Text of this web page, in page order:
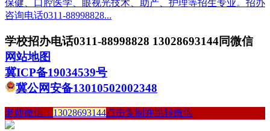
保健、口腔医学、眼视光技术、助产、护理等招生专业。招办
咨询电话0311-88998828...
学校招办电话0311-88998828 13028693144同微信
网站地图
冀ICP备19034539号
冀公网安备13010502002348
老师微信： 13028693144点击复制并跳转微信